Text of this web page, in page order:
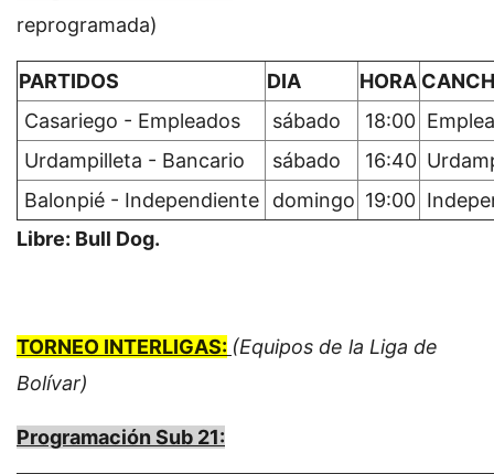
reprogramada)
PARTIDOS DIA HORA
Casariego - Empleados
sábado 18:00
Urdampilleta - Bancario
sábado 16:40
Balonpié - Independiente
domingo 19:00
Libre: Bull Dog.
TORNEO INTERLIGAS: (Equipos de la Liga de
Bolívar)
Programación Sub 21: